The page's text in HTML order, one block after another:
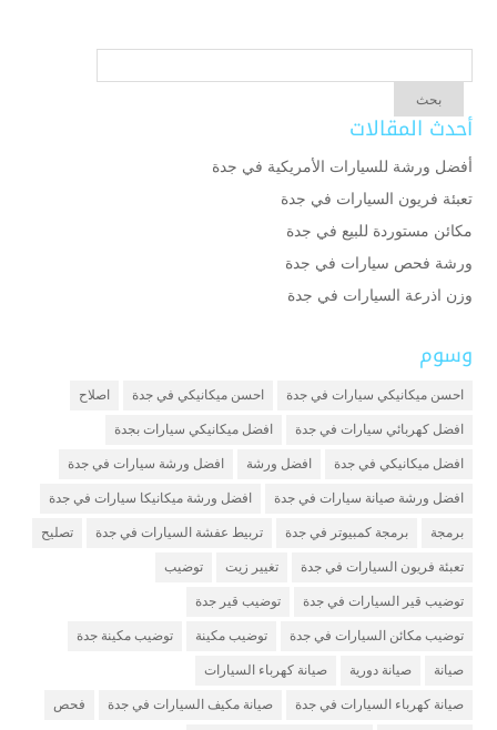
أحدث المقالات
أفضل ورشة للسيارات الأمريكية في جدة
تعبئة فريون السيارات في جدة
مكائن مستوردة للبيع في جدة
ورشة فحص سيارات في جدة
وزن اذرعة السيارات في جدة
وسوم
احسن ميكانيكي سيارات في جدة احسن ميكانيكي في جدة اصلاح
افضل كهربائي سيارات في جدة افضل ميكانيكي سيارات بجدة
افضل ميكانيكي في جدة افضل ورشة افضل ورشة سيارات في جدة
افضل ورشة صيانة سيارات في جدة افضل ورشة ميكانيكا سيارات في جدة
برمجة برمجة كمبيوتر في جدة تربيط عفشة السيارات في جدة تصليح
تعبئة فريون السيارات في جدة تغيير زيت توضيب
توضيب قير السيارات في جدة توضيب قير جدة
توضيب مكائن السيارات في جدة توضيب مكينة توضيب مكينة جدة
صيانة صيانة دورية صيانة كهرباء السيارات
صيانة كهرباء السيارات في جدة صيانة مكيف السيارات في جدة فحص